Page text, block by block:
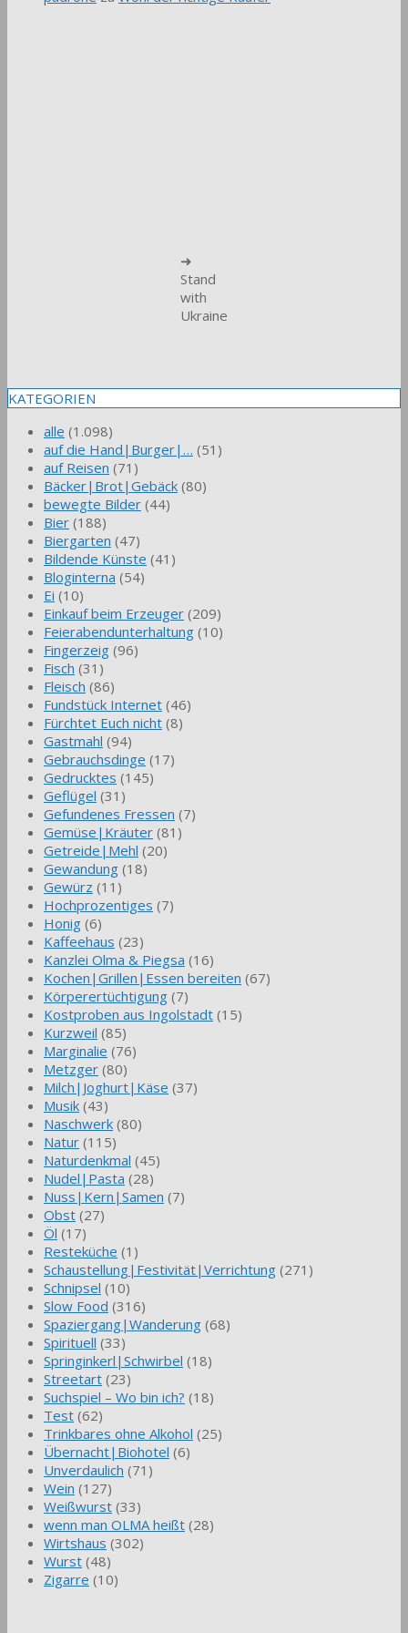
➜
Stand
with
Ukraine
KATEGORIEN
alle (1.098)
auf die Hand|Burger|… (51)
auf Reisen (71)
Bäcker|Brot|Gebäck (80)
bewegte Bilder (44)
Bier (188)
Biergarten (47)
Bildende Künste (41)
Bloginterna (54)
Ei (10)
Einkauf beim Erzeuger (209)
Feierabendunterhaltung (10)
Fingerzeig (96)
Fisch (31)
Fleisch (86)
Fundstück Internet (46)
Fürchtet Euch nicht (8)
Gastmahl (94)
Gebrauchsdinge (17)
Gedrucktes (145)
Geflügel (31)
Gefundenes Fressen (7)
Gemüse|Kräuter (81)
Getreide|Mehl (20)
Gewandung (18)
Gewürz (11)
Hochprozentiges (7)
Honig (6)
Kaffeehaus (23)
Kanzlei Olma & Piegsa (16)
Kochen|Grillen|Essen bereiten (67)
Körperertüchtigung (7)
Kostproben aus Ingolstadt (15)
Kurzweil (85)
Marginalie (76)
Metzger (80)
Milch|Joghurt|Käse (37)
Musik (43)
Naschwerk (80)
Natur (115)
Naturdenkmal (45)
Nudel|Pasta (28)
Nuss|Kern|Samen (7)
Obst (27)
Öl (17)
Resteküche (1)
Schaustellung|Festivität|Verrichtung (271)
Schnipsel (10)
Slow Food (316)
Spaziergang|Wanderung (68)
Spirituell (33)
Springinkerl|Schwirbel (18)
Streetart (23)
Suchspiel – Wo bin ich? (18)
Test (62)
Trinkbares ohne Alkohol (25)
Übernacht|Biohotel (6)
Unverdaulich (71)
Wein (127)
Weißwurst (33)
wenn man OLMA heißt (28)
Wirtshaus (302)
Wurst (48)
Zigarre (10)